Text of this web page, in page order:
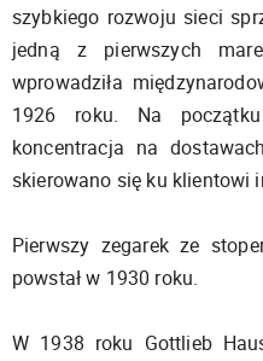
szybkiego rozwoju sieci
jedną z pierwszych
wprowadziła
1926 roku. Na
koncentracja na
skierowano się ku klientowi
Pierwszy zegarek ze
powstał w 1930 roku.
W 1938 roku Gottlieb